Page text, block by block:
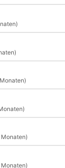
Monaten)
Monaten)